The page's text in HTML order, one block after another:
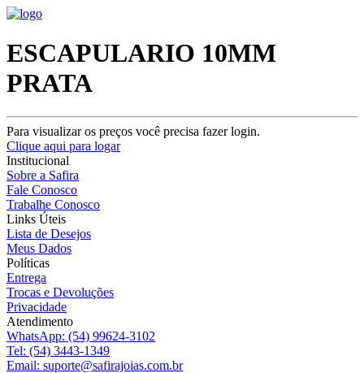
ESCAPULARIO 10MM
PRATA
Para visualizar os preços você precisa fazer login.
Clique aqui para logar
Institucional
Sobre a Safira
Fale Conosco
Trabalhe Conosco
Links Úteis
Lista de Desejos
Meus Dados
Políticas
Entrega
Trocas e Devoluções
Privacidade
Atendimento
WhatsApp: (54) 99624-3102
Tel: (54) 3443-1349
Email: suporte@safirajoias.com.br